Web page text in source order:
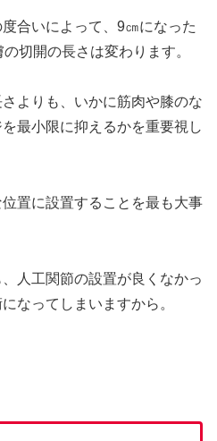
合いによって、9㎝になった
切開の長さは変わります。
よりも、いかに筋肉や膝のな
最小限に抑えるかを重要視し
置に設置することを最も大事
人工関節の設置が良くなかっ
なってしまいますから。